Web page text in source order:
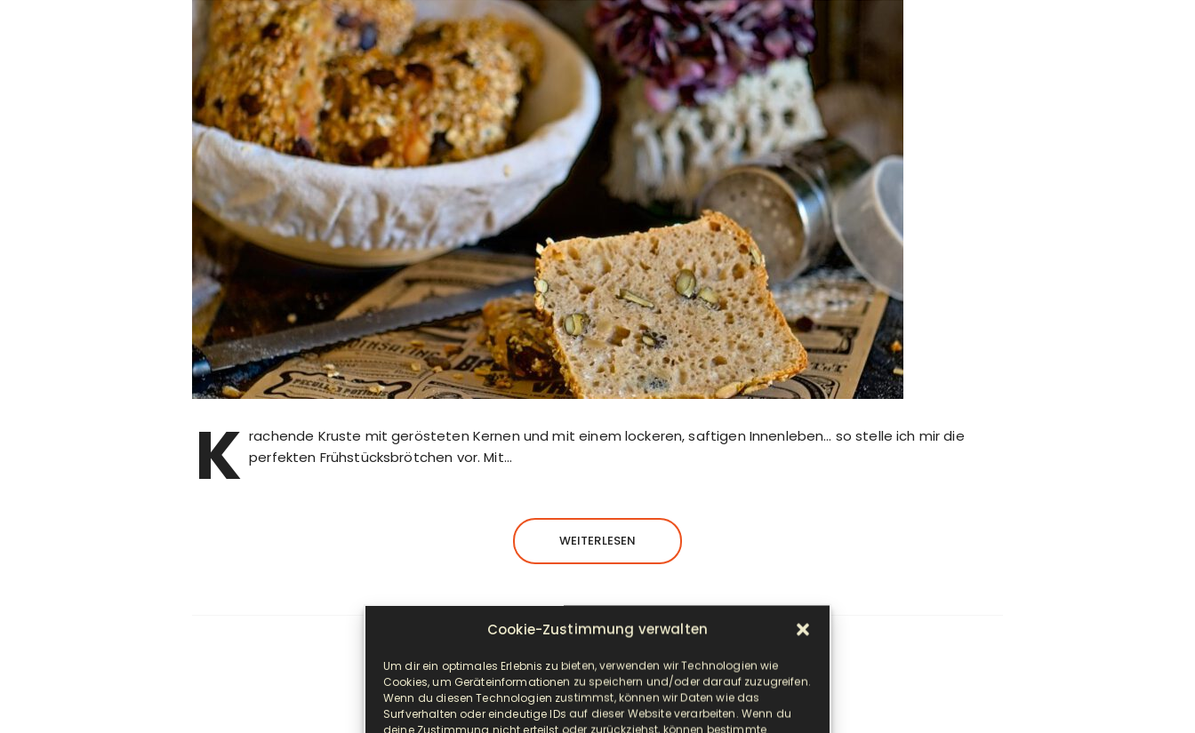
Cookie-Zustimmung verwalten
Um dir ein optimales Erlebnis zu bieten, verwenden wir Technologien wie
Cookies, um Geräteinformationen zu speichern und/oder darauf zuzugreifen.
Wenn du diesen Technologien zustimmst, können wir Daten wie das
Surfverhalten oder eindeutige IDs auf dieser Website verarbeiten. Wenn du
deine Zustimmung nicht erteilst oder zurückziehst, können bestimmte
K rachende Kruste mit gerösteten Kernen und mit einem lockeren, saftigen Innenleben… so stelle ich mir die
perfekten Frühstücksbrötchen vor. Mit…
WEITERLESEN
SUPPEN UND EINTÖPFE
Pizzasuppe als beliebtes Party Rezept!